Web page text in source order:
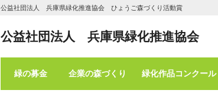
公益社団法人 兵庫県緑化推進協会 ひょうご森づくり活動賞
公益社団法人 兵庫県緑化推進協会
緑の募金 企業の森づくり 緑化作品コンクール